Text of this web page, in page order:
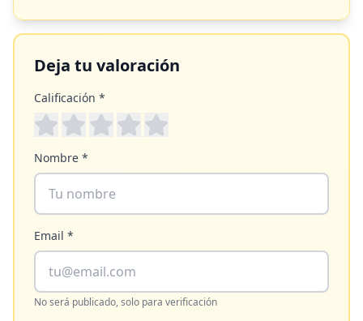
Deja tu valoración
Calificación *
Nombre *
Email *
No será publicado, solo para verificación